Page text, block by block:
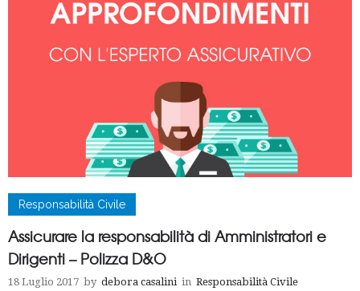
Responsabilità Civile
Assicurare la responsabilità di Amministratori e
Dirigenti – Polizza D&O
18 Luglio 2017 by debora casalini in Responsabilità Civile